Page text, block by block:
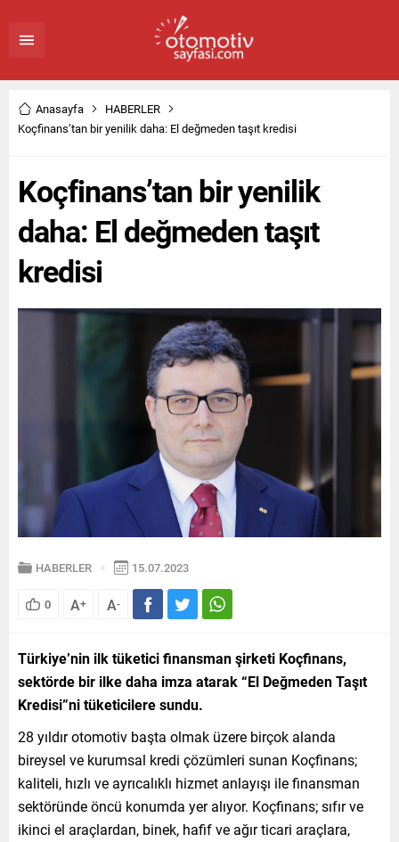
Anasayfa
HABERLER
Koçfinans’tan bir yenilik daha: El değmeden taşıt kredisi
Koçfinans’tan bir yenilik
daha: El değmeden taşıt
kredisi
HABERLER 15.07.2023
0 A+ A-
Türkiye’nin ilk tüketici finansman şirketi Koçfinans,
sektörde bir ilke daha imza atarak “El Değmeden Taşıt
Kredisi”ni tüketicilere sundu.
28 yıldır otomotiv başta olmak üzere birçok alanda
bireysel ve kurumsal kredi çözümleri sunan Koçfinans;
kaliteli, hızlı ve ayrıcalıklı hizmet anlayışı ile finansman
sektöründe öncü konumda yer alıyor. Koçfinans; sıfır ve
ikinci el araçlardan, binek, hafif ve ağır ticari araçlara,